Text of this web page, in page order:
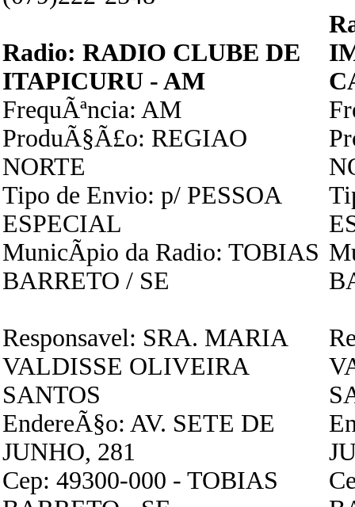
Radio: RADIO CLUBE DE
ITAPICURU - AM
FrequÃªncia: AM
ProduÃ§Ã£o: REGIAO
NORTE
Tipo de Envio: p/ PESSOA
ESPECIAL
MunicÃ­pio da Radio: TOBIAS
BARRETO / SE
Responsavel: SRA. MARIA
VALDISSE OLIVEIRA
SANTOS
EndereÃ§o: AV. SETE DE
JUNHO, 281
Cep: 49300-000 - TOBIAS